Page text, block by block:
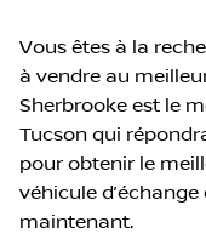
Vous êtes à la
à vendre au
Sherbrooke est le
Tucson qui
pour obtenir le
véhicule
maintenant.